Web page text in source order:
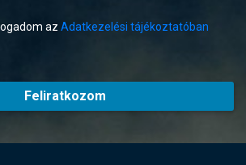
az Adatkezelési tájékoztatóban
Feliratkozom